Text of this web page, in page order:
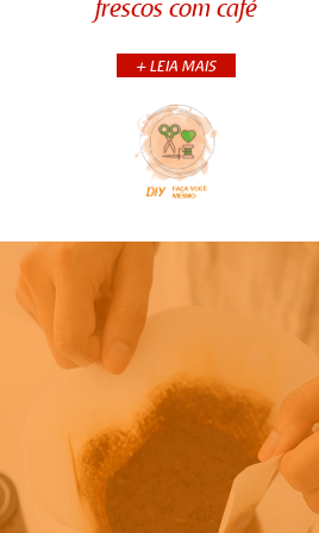
frescos com café
+ LEIA MAIS
ambientes da casa e ainda mantê-
velha para acomodar um pouc...
+CONTINUA
COMPARTILHE: